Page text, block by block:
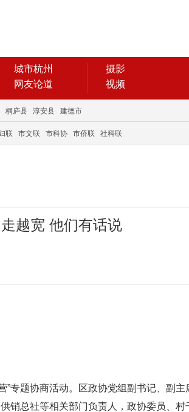
城市杭州
网友论道
摄影
视频
桐庐县 淳安县 建德市
联 市文联 市科协 市侨联 社科联
越宽 他们有话说
”专题协商活动。区政协党组副书记、副主
销总社等相关部门负责人，政协委员、村